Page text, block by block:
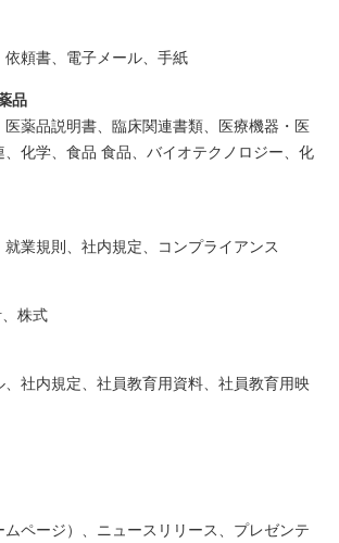
頼書、電子メール、手紙
品
薬品説明書、臨床関連書類、医療機器・医
化学、食品 食品、バイオテクノロジー、化
業規則、社内規定、コンプライアンス
株式
社内規定、社員教育用資料、社員教育用映
ページ）、ニュースリリース、プレゼンテ